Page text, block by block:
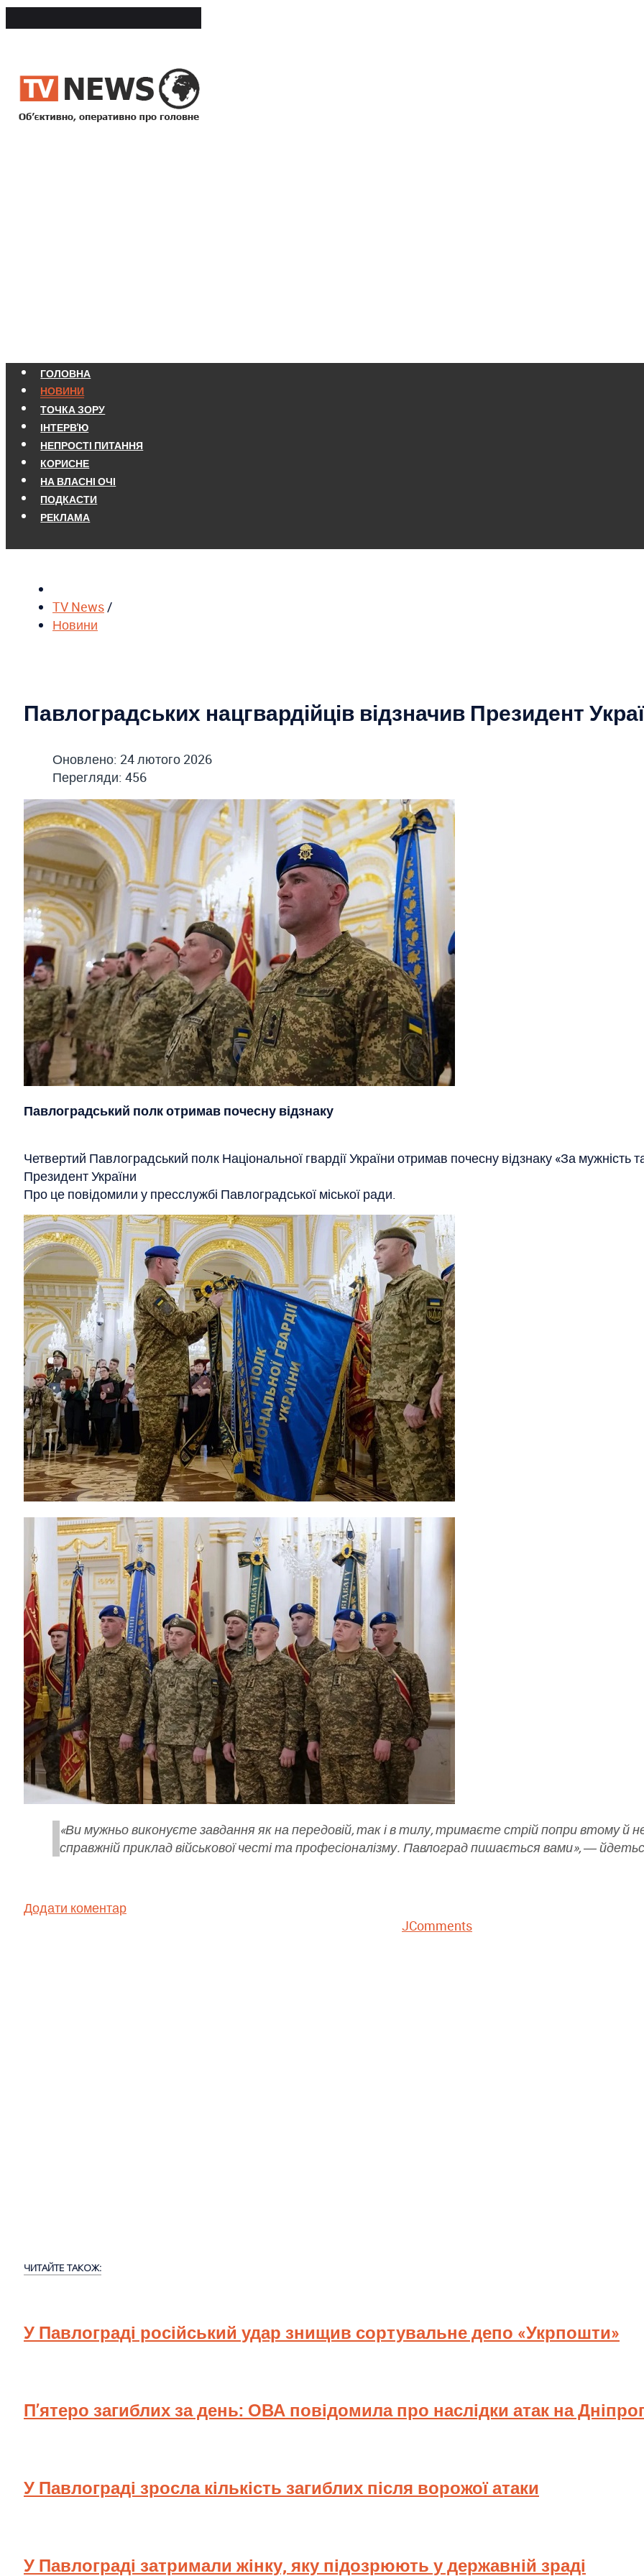
ГОЛОВНА
НОВИНИ
ТОЧКА ЗОРУ
ІНТЕРВ'Ю
НЕПРОСТІ ПИТАННЯ
КОРИСНЕ
НА ВЛАСНІ ОЧІ
ПОДКАСТИ
РЕКЛАМА
TV News /
Новини
Павлоградських нацгвардійців відзначив Президент
Оновлено: 24 лютого 2026
Перегляди: 456
Павлоградський полк отримав почесну відзнаку
Четвертий Павлоградський полк Національної гвардії України отримав почесну відзнаку «За мужність
Президент України
Про це повідомили у пресслужбі Павлоградської міської ради.
«Ви мужньо виконуєте завдання як на передовій, так і в тилу, тримаєте стрій попри втому й
справжній приклад військової честі та професіоналізму. Павлоград пишається вами», ―
Додати коментар
JComments
ЧИТАЙТЕ ТАКОЖ:
У Павлограді російський удар знищив сортувальне депо «Укрпошти»
П’ятеро загиблих за день: ОВА повідомила про наслідки атак на
У Павлограді зросла кількість загиблих після ворожої атаки
У Павлограді затримали жінку, яку підозрюють у державній зраді